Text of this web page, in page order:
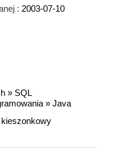
: 2003-07-10
» SQL
» Java